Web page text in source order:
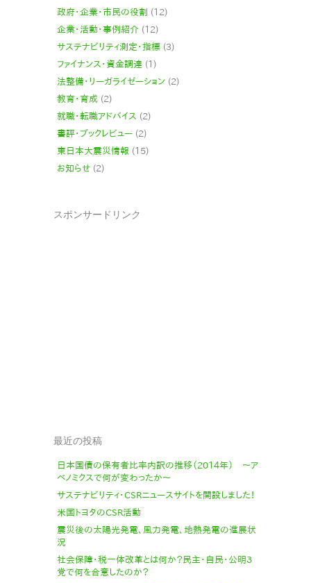
政府・企業・市民の役割
(12)
企業・活動・事例紹介(12)
サステナビリティ測定・指標(3)
ファイナンス・資金調達 (1)
法整備・リーガライゼーション(2)
教育・育成(2)
就職・転職アドバイス (2)
書評・ブックレビュー(2)
東日本大震災情報 (15)
お知らせ(2)
スポンサードリンク
最近の投稿
日本国債の保有者比率内訳の推移（2014年） 〜ア
ベノミクスで何が変わったか〜
サステナビリティ・CSRニュースサイトを開設しました！
米国トヨタのCSR活動
震災後の太陽光発電、風力発電、地熱発電の進展状
況
社会保障・税一体改革とは何か？民主・自民・公明３
党で何を合意したのか？